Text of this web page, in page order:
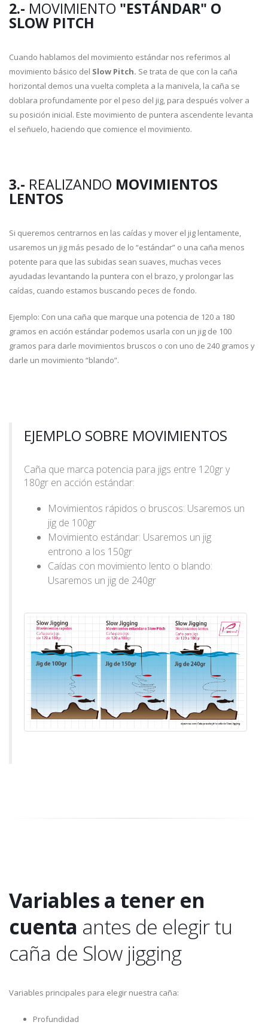
2.- MOVIMIENTO "ESTÁNDAR" O
SLOW PITCH
Cuando hablamos del movimiento estándar nos referimos al
movimiento básico del Slow Pitch. Se trata de que con la caña
horizontal demos una vuelta completa a la manivela, la caña se
doblara profundamente por el peso del jig, para después volver a
su posición inicial. Este movimiento de puntera ascendente levanta
el señuelo, haciendo que comience el movimiento.
3.- REALIZANDO MOVIMIENTOS
LENTOS
Si queremos centrarnos en las caídas y mover el jig lentamente,
usaremos un jig más pesado de lo “estándar” o una caña menos
potente para que las subidas sean suaves, muchas veces
ayudadas levantando la puntera con el brazo, y prolongar las
caídas, cuando estamos buscando peces de fondo.
Ejemplo: Con una caña que marque una potencia de 120 a 180
gramos en acción estándar podemos usarla con un jig de 100
gramos para darle movimientos bruscos o con uno de 240 gramos y
darle un movimiento “blando”.
EJEMPLO SOBRE MOVIMIENTOS
Caña que marca potencia para jigs entre 120gr y
180gr en acción estándar:
Movimientos rápidos o bruscos: Usaremos un
jig de 100gr
Movimiento estándar: Usaremos un jig
entrono a los 150gr
Caídas con movimiento lento o blando:
Usaremos un jig de 240gr
Variables a tener en
cuenta antes de elegir tu
caña de Slow jigging
Variables principales para elegir nuestra caña:
Profundidad